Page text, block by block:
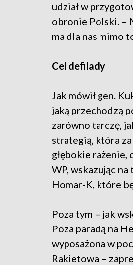
udział w
obronie Polski. –
ma dla nas mimo
Cel defilady
Jak mówił gen.
jaką przechodzą
zarówno tarczę,
strategią, która
głębokie rażenie,
WP, wskazując
Homar-K, które
Poza tym – jak
Poza paradą na
wyposażona w
Rakietowa –